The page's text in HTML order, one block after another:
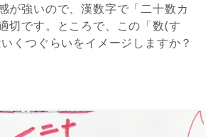
が強いので、漢数字で「二十数カ
切です。ところで、この「数(す
くつぐらいをイメージしますか？